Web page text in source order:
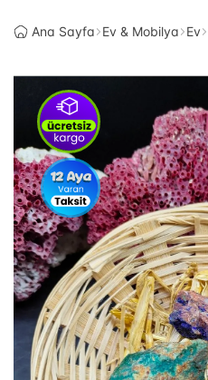
Ana Sayfa Ev & Mobilya Ev